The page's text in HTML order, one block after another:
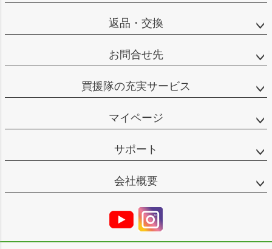
返品・交換
お問合せ先
買援隊の充実サービス
マイページ
サポート
会社概要